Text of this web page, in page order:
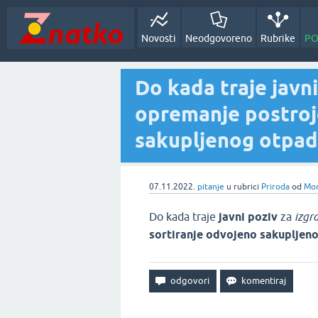
Novosti Neodgovoreno Rubrike
Do kada traje
opremanje
sakupljenog
07.11.2022. pitanje u rubrici Priroda od
Do kada traje javni poziv za
sortiranje odvojeno